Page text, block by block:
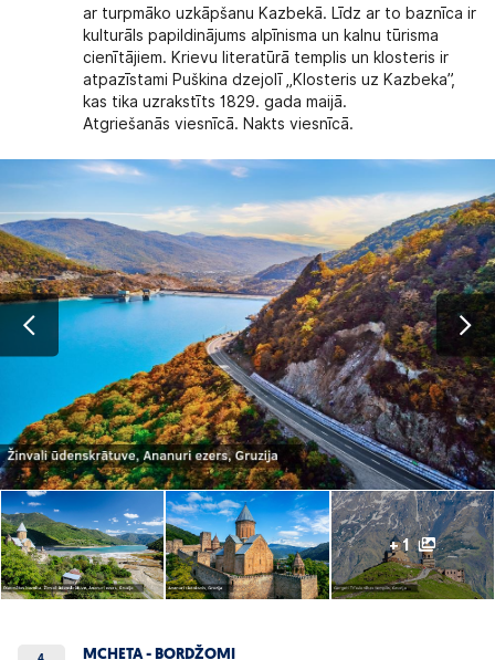
ar turpmāko uzkāpšanu Kazbekā. Līdz ar to baznīca ir
kulturāls papildinājums alpīnisma un kalnu tūrisma
cienītājiem. Krievu literatūrā templis un klosteris ir
atpazīstami Puškina dzejolī „Klosteris uz Kazbeka”,
kas tika uzrakstīts 1829. gada maijā.
Atgriešanās viesnīcā. Nakts viesnīcā.
+ 1
MCHETA - BORDŽOMI